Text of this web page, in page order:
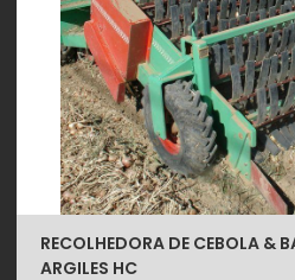
RECOLHEDORA DE CEBOLA &
ARGILES HC